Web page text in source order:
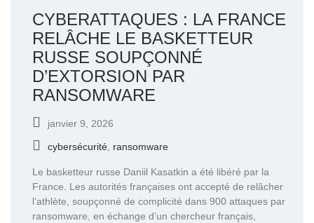
CYBERATTAQUES : LA FRANCE
RELÂCHE LE BASKETTEUR
RUSSE SOUPÇONNÉ
D’EXTORSION PAR
RANSOMWARE
janvier 9, 2026
cybersécurité, ransomware
Le basketteur russe Daniil Kasatkin a été libéré par la
France. Les autorités françaises ont accepté de relâcher
l’athlète, soupçonné de complicité dans 900 attaques par
ransomware, en échange d’un chercheur français,